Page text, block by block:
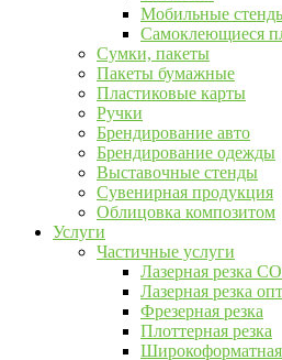
Мобильные
Самоклеющиеся
Сумки, пакеты
Пакеты бумажные
Пластиковые карты
Ручки
Брендирование авто
Брендирование одежды
Выставочные стенды
Сувенирная продукция
Облицовка композитом
Услуги
Частичные услуги
Лазерная резка
Лазерная резка
Фрезерная резка
Плоттерная резка
Широкоформатная